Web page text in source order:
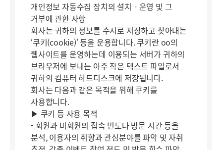
개인정보 자동수집 장치의 설치ㆍ운영 및 그
거부에 관한 사항
회사는 귀하의 정보를 수시로 저장하고 찾아내는
‘쿠키(cookie)’ 등을 운용합니다. 쿠키란 oo의
웹사이트를 운영하는데 이용되는 서버가 귀하의
브라우저에 보내는 아주 작은 텍스트 파일로서
귀하의 컴퓨터 하드디스크에 저장됩니다.
회사는 다음과 같은 목적을 위해 쿠키를
사용합니다.
▶ 쿠키 등 사용 목적
- 회원과 비회원의 접속 빈도나 방문 시간 등을
분석, 이용자의 취향과 관심분야를 파악 및 자취